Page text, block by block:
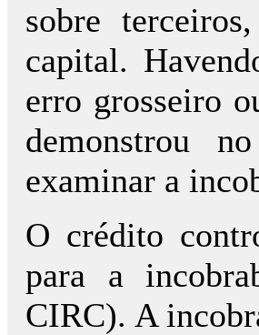
sobre
capital.
erro grosseiro
demonstrou
examinar a
O crédito
para a
CIRC). A